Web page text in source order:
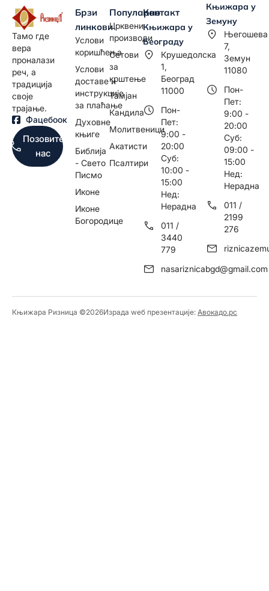
Тамо где
вера
проналази
реч, а
традиција
своје
трајање.
Фацебоок
Позовите
нас
Брзи
линкови
Услови
коришћења
Услови
доставе и
инструкције
за плаћање
Духовне
књиге
Библија
- Свето
Писмо
Иконе
Иконе
Богородице
Популарно
Црквени
производи
Сетови
за
крштење
Тамјан
Кандила
Молитвеници
Акатисти
Псалтири
Контакт
Књижара у
Београду
Крушедолска
1,
Београд
11000
Пон-
Пет:
9:00 -
20:00
Суб:
10:00 -
15:00
Нед:
Нерадна
011 /
3440
779
nasariznicabgd@gmail.com
Књижара у
Земуну
Његошева
7,
Земун
11080
Пон-
Пет:
9:00 -
20:00
Суб:
09:00 -
15:00
Нед:
Нерадна
011 /
2199
276
Књижара Ризница ©️2026Израда wеб презентације: Авокадо.рс